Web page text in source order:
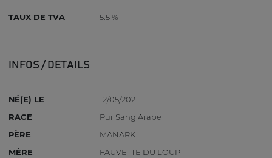
TAUX DE TVA 5.5 %
INFOS / DETAILS
NÉ(E) LE
12/05/2021
RACE
Pur Sang Arabe
PÈRE
MANARK
MÈRE
FAUVETTE DU LOUP